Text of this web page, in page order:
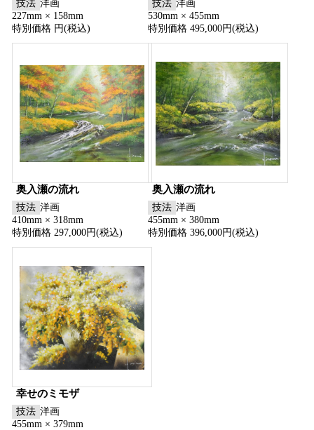
技法 洋画
227mm × 158mm
特別価格 円(税込)
技法 洋画
530mm × 455mm
特別価格 495,000円(税込)
奥入瀬の流れ
技法 洋画
410mm × 318mm
特別価格 297,000円(税込)
奥入瀬の流れ
技法 洋画
455mm × 380mm
特別価格 396,000円(税込)
幸せのミモザ
技法 洋画
455mm × 379mm